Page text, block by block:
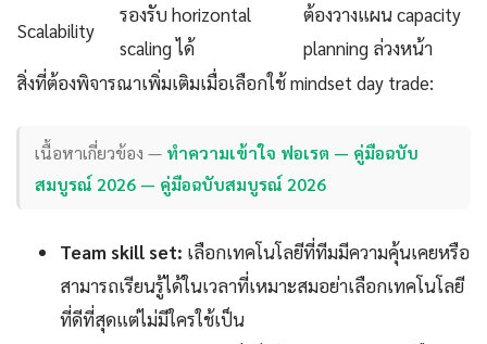
Scalability
รองรับ horizontal
scaling ได้
ต้องวางแผน capacity
planning ล่วงหน้า
สิ่งที่ต้องพิจารณาเพิ่มเติมเมื่อเลือกใช้ mindset day trade:
เนื้อหาเกี่ยวข้อง — ทำความเข้าใจ ฟอเรต — คู่มือฉบับ
สมบูรณ์ 2026 — คู่มือฉบับสมบูรณ์ 2026
Team skill set: เลือกเทคโนโลยีที่ทีมมีความคุ้นเคยหรือ
สามารถเรียนรู้ได้ในเวลาที่เหมาะสมอย่าเลือกเทคโนโลยี
ที่ดีที่สุดแต่ไม่มีใครใช้เป็น